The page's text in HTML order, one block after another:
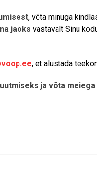
, võta minuga
jaoks vastavalt Sinu
, et alustada
ja võta